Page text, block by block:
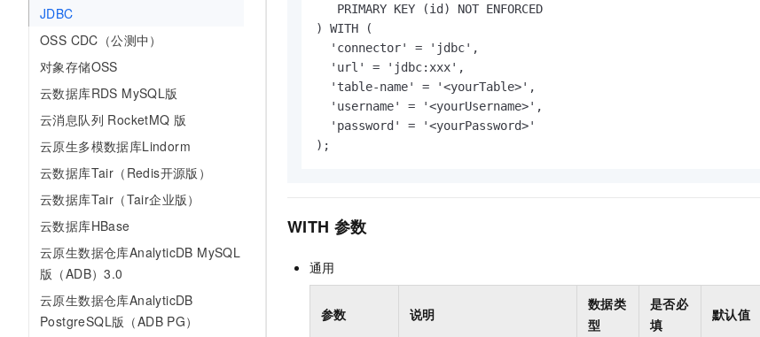
JDBC
OSS CDC（公测中）
对象存储OSS
云数据库RDS MySQL版
云消息队列 RocketMQ 版
云原生多模数据库Lindorm
云数据库Tair（Redis开源版）
云数据库Tair（Tair企业版）
云数据库HBase
云原生数据仓库AnalyticDB MySQL
版（ADB）3.0
云原生数据仓库AnalyticDB
PostgreSQL版（ADB PG）
   PRIMARY KEY (id) NOT ENFORCED
) WITH (
  'connector' = 'jdbc',
  'url' = 'jdbc:xxx',
  'table-name' = '<yourTable>',
  'username' = '<yourUsername>',
  'password' = '<yourPassword>'
);
WITH 参数
通用
参数 说明
数据类
型
是否必
填
默认值